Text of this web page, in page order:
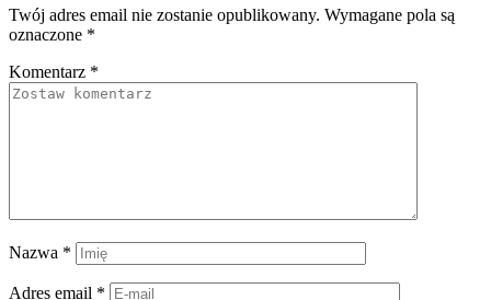
Twój adres email nie zostanie opublikowany. Wymagane pola są
oznaczone *
Komentarz *
Nazwa *
Adres email *